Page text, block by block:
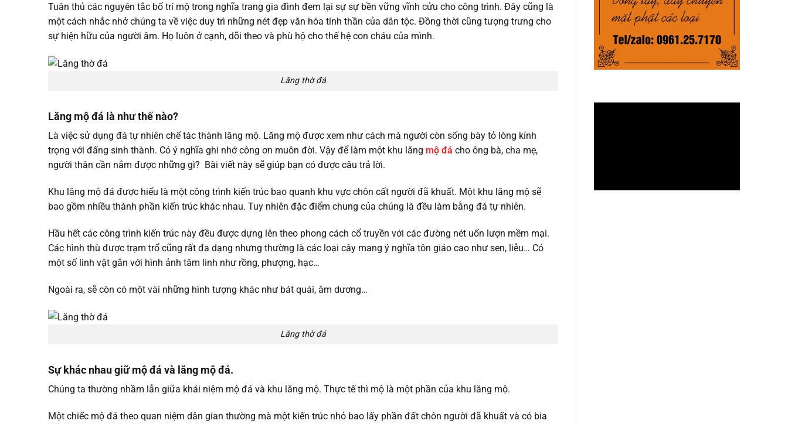
Tuân thủ các nguyên tắc bố trí mộ trong nghĩa trang gia đình đem lại sự sự bền vững vĩnh cửu cho công trình. Đây cũng là
một cách nhắc nhở chúng ta về việc duy trì những nét đẹp văn hóa tinh thần của dân tộc. Đồng thời cũng tượng trưng cho
sự hiện hữu của người âm. Họ luôn ở cạnh, dõi theo và phù hộ cho thế hệ con cháu của mình.
Lăng thờ đá
Lăng mộ đá là như thế nào?
Là việc sử dụng đá tự nhiên chế tác thành lăng mộ. Lăng mộ được xem như cách mà người còn sống bày tỏ lòng kính
trọng với đấng sinh thành. Có ý nghĩa ghi nhớ công ơn muôn đời. Vậy để làm một khu lăng mộ đá cho ông bà, cha mẹ,
người thân cần nắm được những gì? Bài viết này sẽ giúp bạn có được câu trả lời.
Khu lăng mộ đá được hiểu là một công trình kiến trúc bao quanh khu vực chôn cất người đã khuất. Một khu lăng mộ sẽ
bao gồm nhiều thành phần kiến trúc khác nhau. Tuy nhiên đặc điểm chung của chúng là đều làm bằng đá tự nhiên.
Hầu hết các công trình kiến trúc này đều được dựng lên theo phong cách cổ truyền với các đường nét uốn lượn mềm mại.
Các hình thù được trạm trổ cũng rất đa dạng nhưng thường là các loại cây mang ý nghĩa tôn giáo cao như sen, liễu… Có
một số linh vật gắn với hình ảnh tâm linh như rồng, phượng, hạc…
Ngoài ra, sẽ còn có một vài những hình tượng khác như bát quái, âm dương…
Lăng thờ đá
Sự khác nhau giữ mộ đá và lăng mộ đá.
Chúng ta thường nhầm lẫn giữa khái niệm mộ đá và khu lăng mộ. Thực tế thì mộ là một phần của khu lăng mộ.
Một chiếc mộ đá theo quan niệm dân gian thường mà một kiến trúc nhỏ bao lấy phần đất chôn người đã khuất và có bia